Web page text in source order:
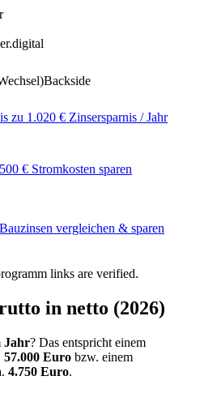
Backside
zu 1.020 € Zinsersparnis / Jahr
€ Stromkosten sparen
vergleichen & sparen
links are verified.
in netto (2026)
Jahr? Das entspricht einem
57.000 Euro bzw. einem
4.750 Euro.